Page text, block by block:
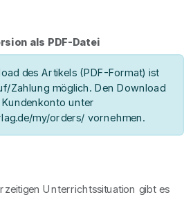
als PDF-Datei
des Artikels (PDF-Format) ist
Zahlung möglich. Den Download
unter
my/orders/ vornehmen.
Unterrichtssituation gibt es